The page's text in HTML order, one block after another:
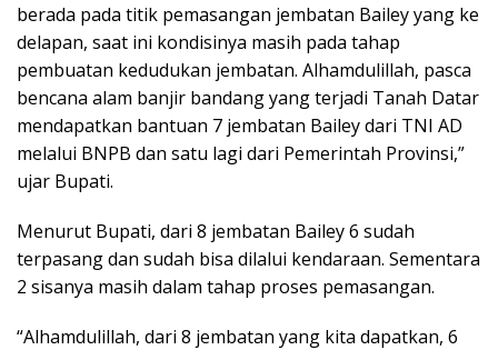
berada pada titik pemasangan jembatan Bailey yang ke
delapan, saat ini kondisinya masih pada tahap
pembuatan kedudukan jembatan. Alhamdulillah, pasca
bencana alam banjir bandang yang terjadi Tanah Datar
mendapatkan bantuan 7 jembatan Bailey dari TNI AD
melalui BNPB dan satu lagi dari Pemerintah Provinsi,”
ujar Bupati.
Menurut Bupati, dari 8 jembatan Bailey 6 sudah
terpasang dan sudah bisa dilalui kendaraan. Sementara
2 sisanya masih dalam tahap proses pemasangan.
“Alhamdulillah, dari 8 jembatan yang kita dapatkan, 6